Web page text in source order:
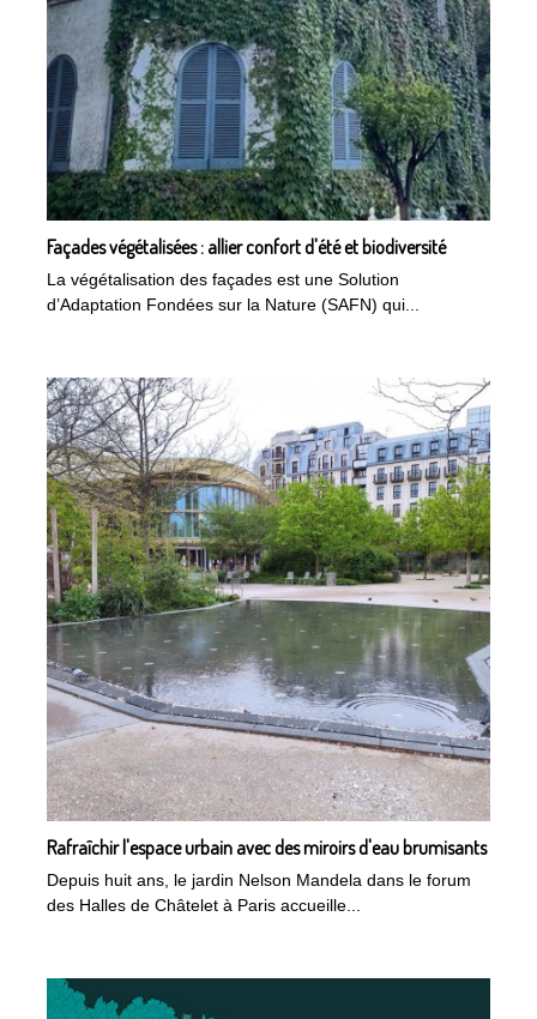
Façades végétalisées : allier confort d'été et biodiversité
La végétalisation des façades est une Solution
d’Adaptation Fondées sur la Nature (SAFN) qui...
Rafraîchir l'espace urbain avec des miroirs d'eau brumisants
Depuis huit ans, le jardin Nelson Mandela dans le forum
des Halles de Châtelet à Paris accueille...